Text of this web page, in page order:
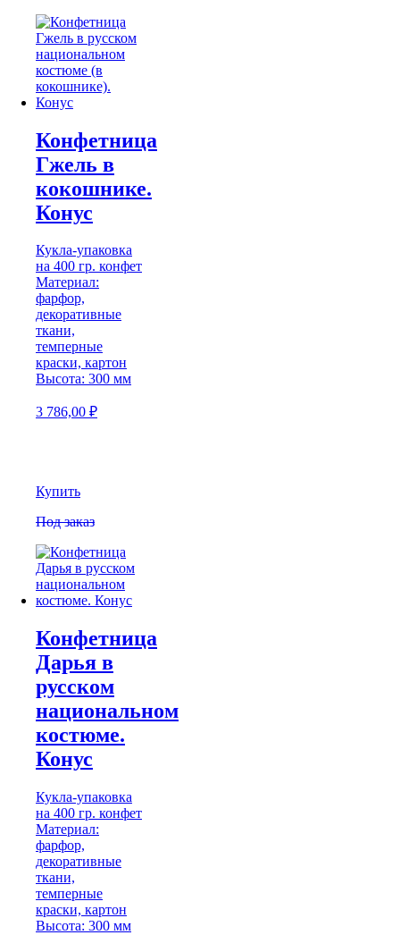
Конфетница
Гжель в
кокошнике.
Конус
Кукла-упаковка
на 400 гр. конфет
Материал:
фарфор,
декоративные
ткани,
темперные
краски, картон
Высота: 300 мм
3 786,00 ₽
Купить
Под заказ
Конфетница
Дарья в
русском
национальном
костюме.
Конус
Кукла-упаковка
на 400 гр. конфет
Материал:
фарфор,
декоративные
ткани,
темперные
краски, картон
Высота: 300 мм